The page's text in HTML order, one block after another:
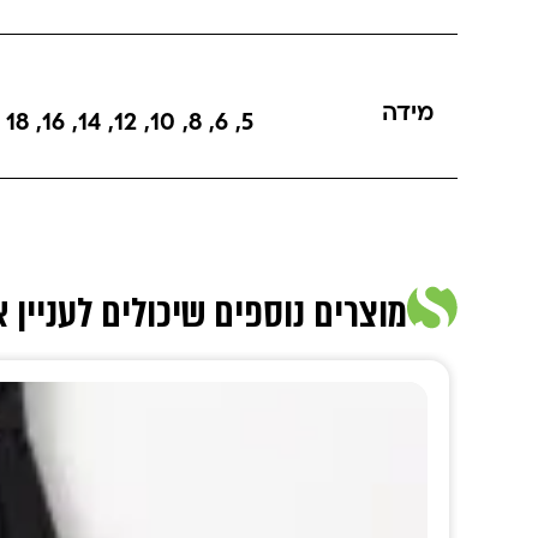
מידה 5
,
6
,
8
,
10
,
12
,
14
,
16
,
18
מוצרים נוספים שיכולים